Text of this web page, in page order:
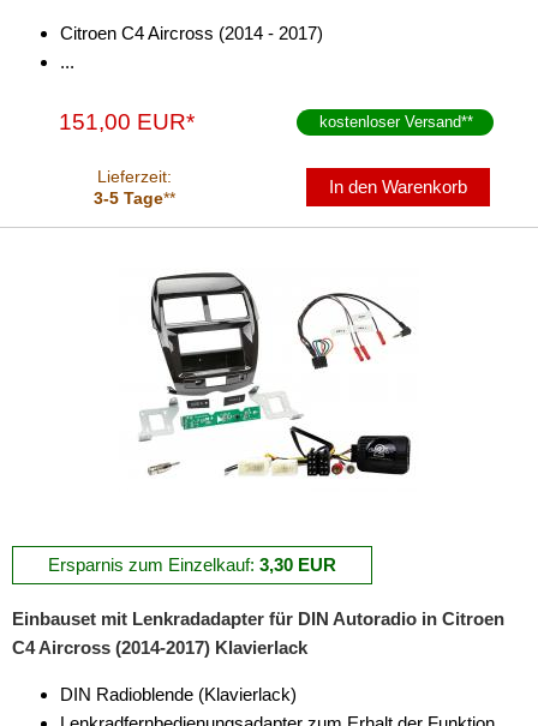
Freischaltmodule
Frequenzweichen
Handyhalterungen
iPod
Lautsprecheradapter
Lautsprechereinbauset
Lautsprecherkabel
Lautsprecherringe
Marderschutz
Multimediainterface
Parkscheiben
Radioadapter
Citroen C4 Aircross (2014 - 2017)
...
151,00 EUR* kostenloser Versand**
Lieferzeit:
3-5 Tage**
In den Warenkorb
Ersparnis zum Einzelkauf: 3,30 EUR
Einbauset mit Lenkradadapter für DIN Autoradio in Citroen
C4 Aircross (2014-2017) Klavierlack
DIN Radioblende (Klavierlack)